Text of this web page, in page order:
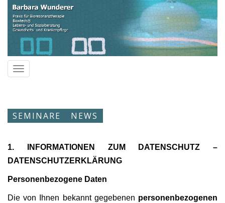
Toggle
SEMINARE NEWS
1. INFORMATIONEN ZUM DATENSCHUTZ –
DATENSCHUTZERKLÄRUNG
Personenbezogene Daten
Die von Ihnen bekannt gegebenen personenbezogenen